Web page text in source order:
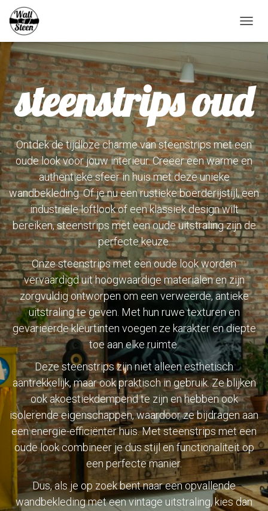
steenstrips oud
Ontdek de tijdloze charme van steenstrips met een
oude look voor jouw interieur. Creëer een warme en
authentieke sfeer in huis met deze unieke
wandbekleding. Of je nu een rustieke boerderijstijl, een
industriële loftlook of een klassiek design wilt
bereiken, steenstrips met een oude uitstraling zijn de
perfecte keuze.
Onze steenstrips met een oude look worden
vervaardigd uit hoogwaardige materialen en zijn
zorgvuldig ontworpen om een verweerde, antieke
uitstraling te geven. Met hun ruwe texturen en
gevarieerde kleurtinten voegen ze karakter en diepte
toe aan elke ruimte.
Deze steenstrips zijn niet alleen esthetisch
aantrekkelijk, maar ook praktisch in gebruik. Ze blijken
ook akoestiekdempend te zijn en hebben ook
isolerende eigenschappen, waardoor ze bijdragen aan
een energie-efficiënter huis. Met steenstrips met een
oude look combineer je dus stijl en functionaliteit op
een perfecte manier.
Dus, als je op zoek bent naar een opvallende
wandbekleding met een vintage uitstraling, kies dan